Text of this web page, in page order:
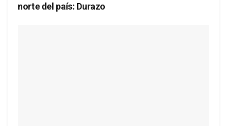
norte del país: Durazo